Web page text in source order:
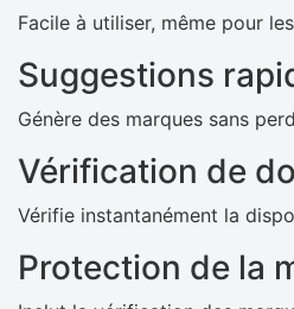
Facile à utiliser, même pour
Suggestions
Génère des marques sans
Vérification de
Vérifie instantanément la
Protection de la